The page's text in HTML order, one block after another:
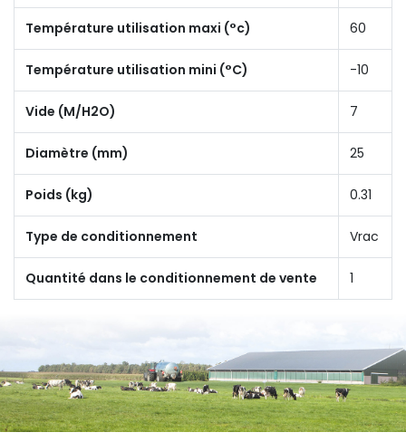
Température utilisation maxi (°c) 60
Température utilisation mini (°C) -10
Vide (M/H2O) 7
Diamètre (mm) 25
Poids (kg) 0.31
Type de conditionnement Vrac
Quantité dans le conditionnement de vente 1